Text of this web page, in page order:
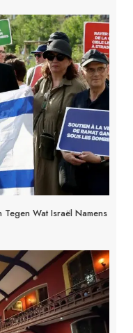
Wat Israël Namens